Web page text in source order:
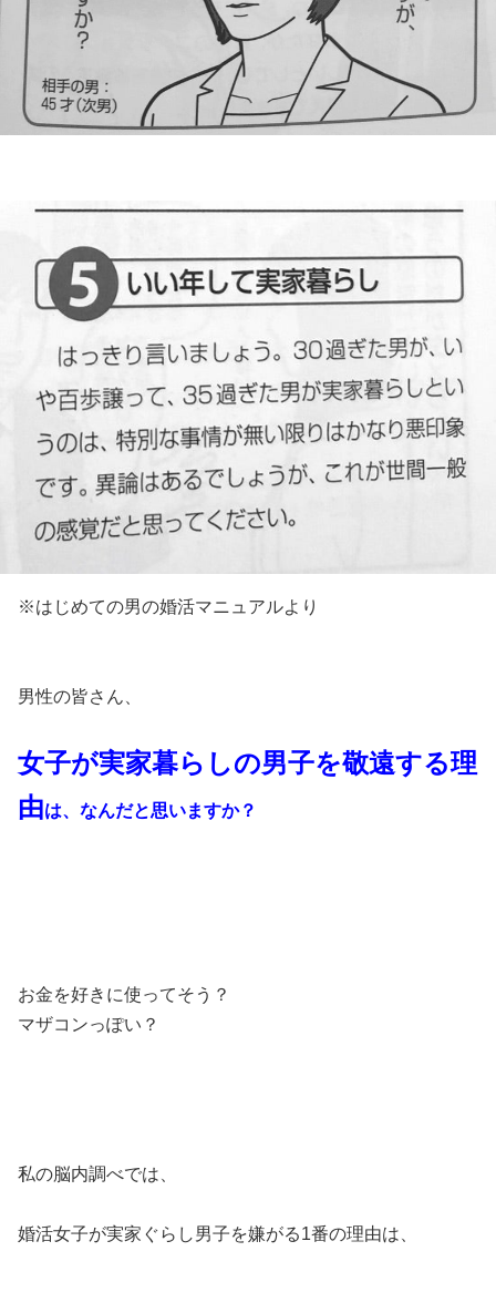
※はじめての男の婚活マニュアルより
男性の皆さん、
女子が実家暮らしの男子を敬遠する理
由は、 なんだと思いますか？
お金を好きに使ってそう？
マザコンっぽい？
私の脳内調べでは、
婚活女子が実家ぐらし男子を嫌がる1番の理由は、